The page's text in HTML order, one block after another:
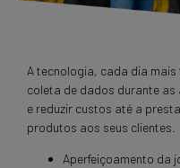
A tecnologia, cada dia
coleta de dados durante
e reduzir custos até a
produtos aos seus clientes.
Aperfeiçoamento da